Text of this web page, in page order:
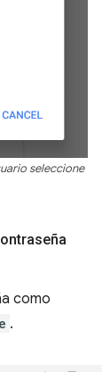
seleccione
como
.